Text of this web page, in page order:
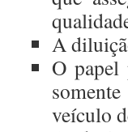
A
O papel
veículo